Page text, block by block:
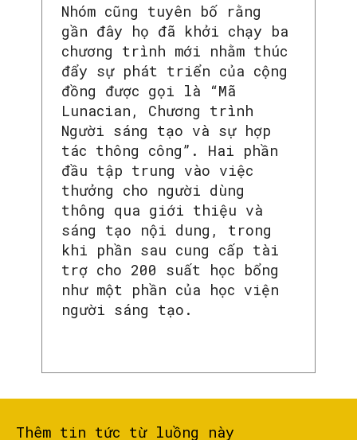
Nhóm cũng tuyên bố rằng
gần đây họ đã khởi chạy ba
chương trình mới nhằm thúc
đẩy sự phát triển của cộng
đồng được gọi là “Mã
Lunacian, Chương trình
Người sáng tạo và sự hợp
tác thông công”. Hai phần
đầu tập trung vào việc
thưởng cho người dùng
thông qua giới thiệu và
sáng tạo nội dung, trong
khi phần sau cung cấp tài
trợ cho 200 suất học bổng
như một phần của học viện
người sáng tạo.
Thêm tin tức từ luồng này